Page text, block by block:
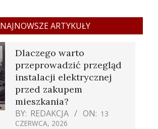
NAJNOWSZE ARTYKUŁY
Dlaczego warto
przeprowadzić przegląd
instalacji elektrycznej
przed zakupem
mieszkania?
BY: REDAKCJA ON: 13
CZERWCA, 2026